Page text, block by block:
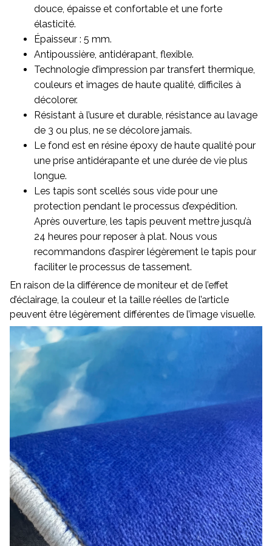
douce, épaisse et confortable et une forte
élasticité.
Épaisseur : 5 mm.
Antipoussière, antidérapant, flexible.
Technologie d’impression par transfert thermique,
couleurs et images de haute qualité, difficiles à
décolorer.
Résistant à l’usure et durable, résistance au lavage
de 3 ou plus, ne se décolore jamais.
Le fond est en résine époxy de haute qualité pour
une prise antidérapante et une durée de vie plus
longue.
Les tapis sont scellés sous vide pour une
protection pendant le processus d’expédition.
Après ouverture, les tapis peuvent mettre jusqu’à
24 heures pour reposer à plat. Nous vous
recommandons d’aspirer légèrement le tapis pour
faciliter le processus de tassement.
En raison de la différence de moniteur et de l’effet
d’éclairage, la couleur et la taille réelles de l’article
peuvent être légèrement différentes de l’image visuelle.